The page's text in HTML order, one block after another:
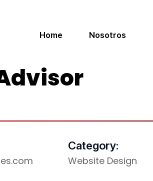
Home Nosotros
Category:
Website Design